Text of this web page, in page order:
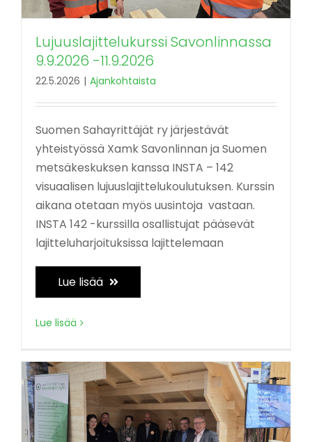
Lujuuslajittelukurssi Savonlinnassa
9.9.2026 -11.9.2026
22.5.2026 | Ajankohtaista
Suomen Sahayrittäjät ry järjestävät
yhteistyössä Xamk Savonlinnan ja Suomen
metsäkeskuksen kanssa INSTA – 142
visuaalisen lujuuslajittelukoulutuksen. Kurssin
aikana otetaan myös uusintoja vastaan.
INSTA 142 -kurssilla osallistujat pääsevät
lajitteluharjoituksissa lajittelemaan
Lue lisää
Lue lisää